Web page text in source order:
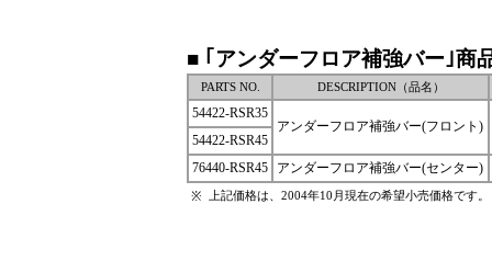
■ ｢アンダーフロア補強バー｣商
PARTS NO. DESCRIPTION（品名）
54422-RSR35
アンダーフロア補強バー(フロント)
54422-RSR45
76440-RSR45
アンダーフロア補強バー(センター)
※ 上記価格は、2004年10月現在の希望小売価格です。